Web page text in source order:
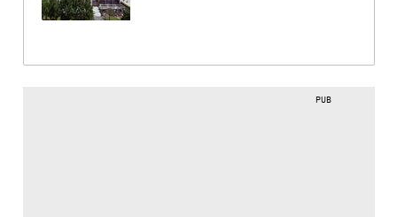
PUB